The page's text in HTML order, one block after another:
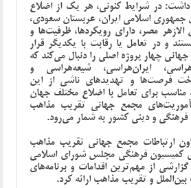
داشت: در شرایط کنونی، هر یک از اضلاع
اسلامی ایران، عربستان سعودی،
مصر، دارای رویکردها، ظرفیت‌ها و
و در تعامل یا رقابت با یکدیگر قرار
جهانی چهار پروژه اصلی را دنبال می‌کند که
ایران‌هراسی، شیعه‌هراسی و
فرصت‌ها و تهدیدهای ناشی از این
برای تعامل با اضلاع مختلف جهان
مجمع جهانی تقریب مذاهب
فرهنگی و دینی کشور به شمار می‌رود.
ارتباطات مجمع جهانی تقریب مذاهب
کمیسیون فرهنگی مجلس شورای اسلامی
از مهم‌ترین اقدامات و برنامه‌های
و تقریب مذاهب ارائه کرد.